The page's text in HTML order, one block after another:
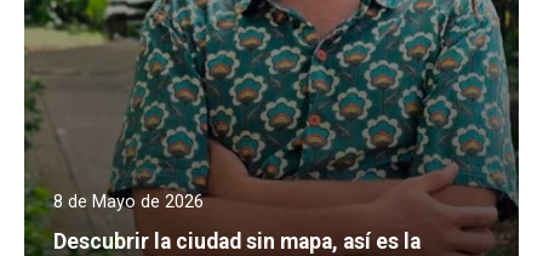
8 de Mayo de 2026
Descubrir la ciudad sin mapa, así es la